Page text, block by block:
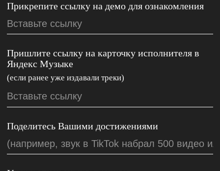
Политика обработки персональных данных
Публичная оферта